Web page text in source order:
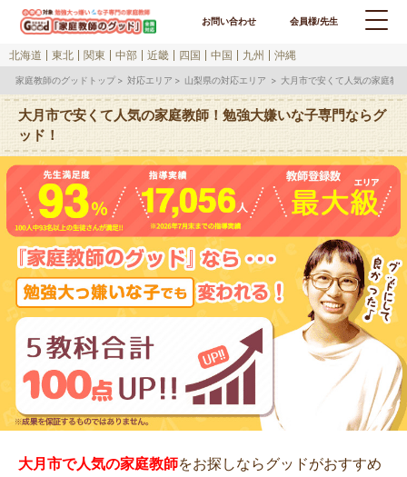
お問い合わせ 会員様/先生
北海道 東北 関東 中部 近畿 四国 中国 九州 沖縄
家庭教師のグッドトップ 対応エリア 山梨県の対応エリア 大月市で安くて人気の家庭教
大月市で安くて人気の家庭教師！勉強大嫌いな子専門ならグ
ッド！
大月市で人気の家庭教師をお探しならグッドがおすすめ